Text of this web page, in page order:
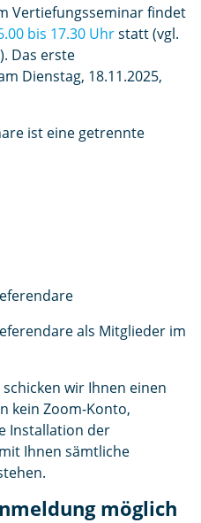
Vertiefungsseminar findet
bis 17.30 Uhrstatt (vgl.
Das erste
Dienstag, 18.11.2025,
ist eine getrennte
als Mitglieder im
wir Ihnen einen
kein Zoom-Konto,
Installation der
Ihnen sämtliche
möglich